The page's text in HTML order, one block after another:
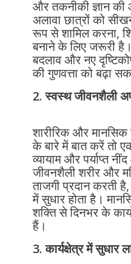
और तकनीकी ज्ञान
अलावा छात्रों को
रूप से शामिल करना,
बनाने के लिए जरूरी
बदलाव और नए
की गुणवत्ता को बढ़ा
2. स्वस्थ जीवनशैली
शारीरिक और मानसिक
के बारे में बात करें तो
व्यायाम और पर्याप्त
जीवनशैली शरीर और
ताजगी प्रदान करती
में सुधार होता है।
शक्ति से दिनभर के
हैं।
3. कार्यक्षेत्र में सुधार